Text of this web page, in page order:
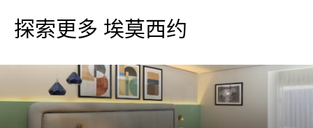
探索更多 埃莫西约